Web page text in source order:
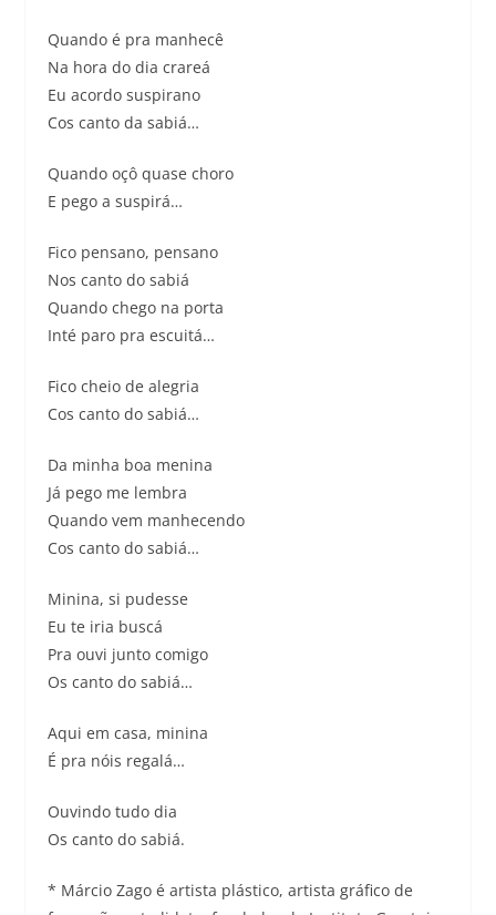
Quando é pra manhecê
Na hora do dia crareá
Eu acordo suspirano
Cos canto da sabiá…
Quando oçô quase choro
E pego a suspirá…
Fico pensano, pensano
Nos canto do sabiá
Quando chego na porta
Inté paro pra escuitá…
Fico cheio de alegria
Cos canto do sabiá…
Da minha boa menina
Já pego me lembra
Quando vem manhecendo
Cos canto do sabiá…
Minina, si pudesse
Eu te iria buscá
Pra ouvi junto comigo
Os canto do sabiá…
Aqui em casa, minina
É pra nóis regalá…
Ouvindo tudo dia
Os canto do sabiá.
* Márcio Zago é artista plástico, artista gráfico de